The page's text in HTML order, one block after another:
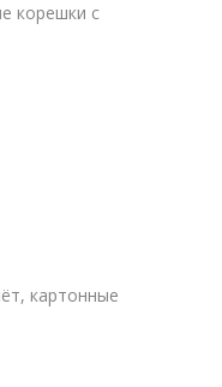
корешки с
картонные